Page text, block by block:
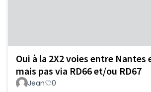
Oui à la 2X2 voies entre Nantes
mais pas via RD66 et/ou RD67
Jean 0